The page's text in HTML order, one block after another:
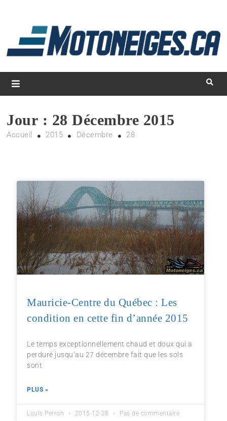
Magazine Motoneiges.ca
Jour : 28 Décembre 2015
Accueil 2015 Décembre 28
Mauricie-Centre du Québec : Les
condition en cette fin d’année 2015
Le temps exceptionnellement chaud et doux qui a
perduré jusqu’au 27 décembre fait que les sols
sont
PLUS »
Louis Perron 2015-12-28 Pas de commentaire